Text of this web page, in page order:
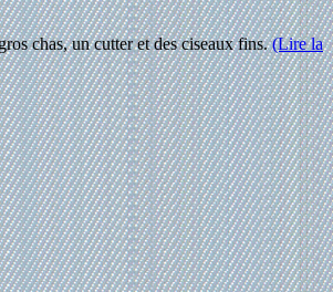
chas, un cutter et des ciseaux fins.(Lire la